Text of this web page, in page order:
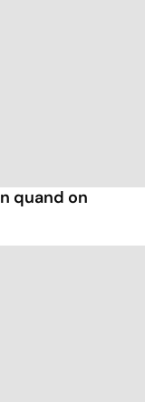
quand on